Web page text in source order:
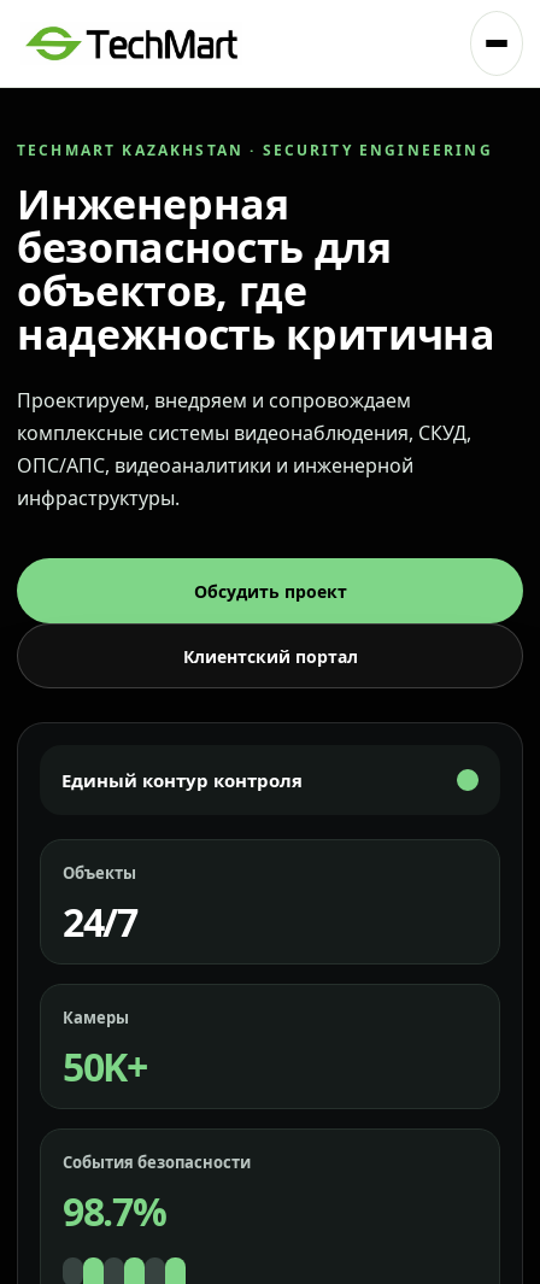
TECHMART KAZAKHSTAN · SECURITY ENGINEERING
Инженерная
безопасность для
объектов, где
надежность критична
Проектируем, внедряем и сопровождаем
комплексные системы видеонаблюдения, СКУД,
ОПС/АПС, видеоаналитики и инженерной
инфраструктуры.
Обсудить проект
Клиентский портал
Единый контур контроля
Объекты
24/7
Камеры
50K+
События безопасности
98.7%